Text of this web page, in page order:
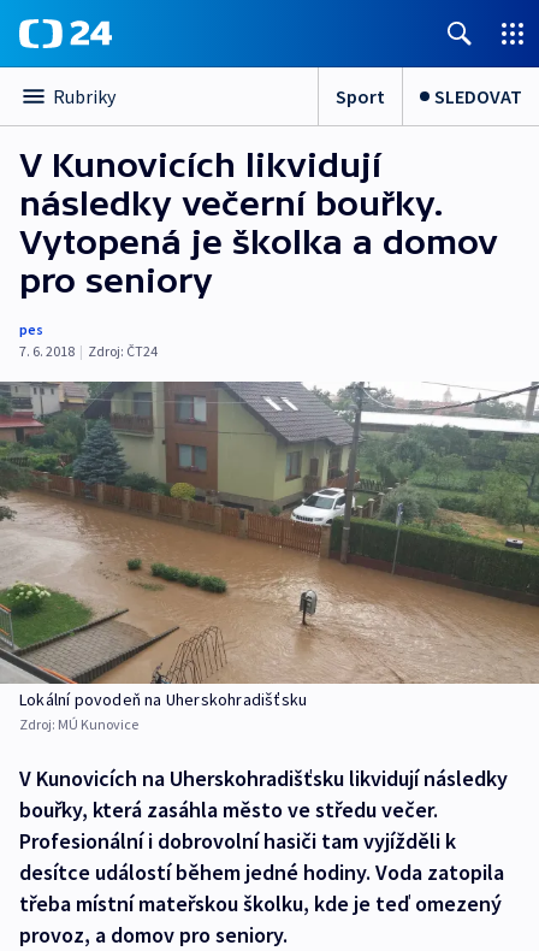
Rubriky Sport SLEDOVAT
V Kunovicích likvidují
následky večerní bouřky.
Vytopená je školka a domov
pro seniory
pes
7. 6. 2018 | Zdroj: ČT24
Lokální povodeň na Uherskohradišťsku
Zdroj: MÚ Kunovice
V Kunovicích na Uherskohradišťsku likvidují následky
bouřky, která zasáhla město ve středu večer.
Profesionální i dobrovolní hasiči tam vyjížděli k
desítce událostí během jedné hodiny. Voda zatopila
třeba místní mateřskou školku, kde je teď omezený
provoz, a domov pro seniory.